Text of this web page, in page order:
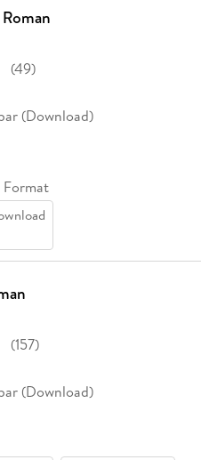
(49)
(Download)
Format
(157)
(Download)